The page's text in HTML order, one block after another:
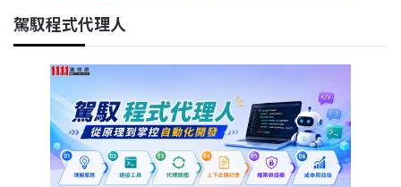
駕馭程式代理人